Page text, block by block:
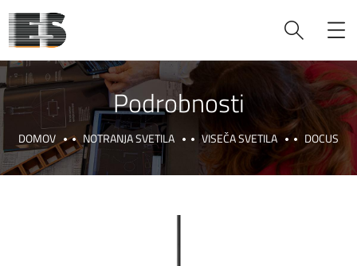
Podrobnosti
DOMOV NOTRANJA SVETILA VISEČA SVETILA DOCUS